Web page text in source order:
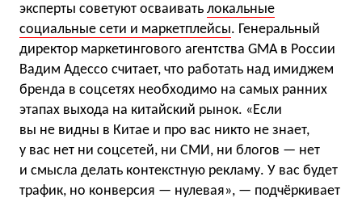
эксперты советуют осваивать локальные
социальные сети и маркетплейсы. Генеральный
директор маркетингового агентства GMA в России
Вадим Адессо считает, что работать над имиджем
бренда в соцсетях необходимо на самых ранних
этапах выхода на китайский рынок. «Если
вы не видны в Китае и про вас никто не знает,
у вас нет ни соцсетей, ни СМИ, ни блогов — нет
и смысла делать контекстную рекламу. У вас будет
трафик, но конверсия — нулевая», — подчёркивает